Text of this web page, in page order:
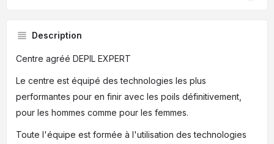
Description
Centre agréé DEPIL EXPERT
Le centre est équipé des technologies les plus
performantes pour en finir avec les poils définitivement,
pour les hommes comme pour les femmes.
Toute l'équipe est formée à l'utilisation des technologies